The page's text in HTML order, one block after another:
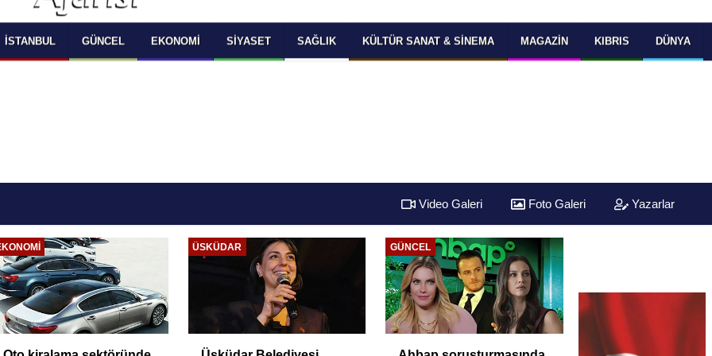
SELECT LANGUAGE YOU WOULD TO READ
OKUMAK İSTEDİĞİNİZ DİLİ SEÇİNİZ
Powered by
Translate
İSTANBUL GÜNCEL EKONOMI SIYASET SAĞLIK KÜLTÜR SANAT & SINEMA MAGAZIN KIBRIS DÜNYA
Video Galeri Foto Galeri Yazarlar
ÜSKÜDAR GÜNCEL